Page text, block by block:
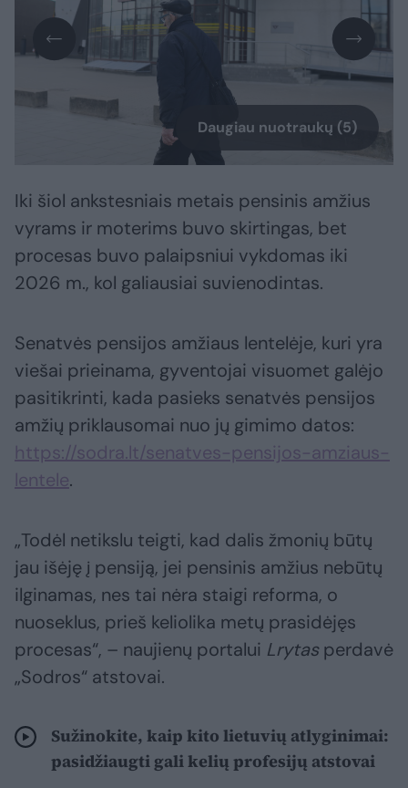
Daugiau nuotraukų (5)
Iki šiol ankstesniais metais pensinis amžius
vyrams ir moterims buvo skirtingas, bet
procesas buvo palaipsniui vykdomas iki
2026 m., kol galiausiai suvienodintas.
Senatvės pensijos amžiaus lentelėje, kuri yra
viešai prieinama, gyventojai visuomet galėjo
pasitikrinti, kada pasieks senatvės pensijos
amžių priklausomai nuo jų gimimo datos:
https://sodra.lt/senatves-pensijos-amziaus-
lentele.
„Todėl netikslu teigti, kad dalis žmonių būtų
jau išėję į pensiją, jei pensinis amžius nebūtų
ilginamas, nes tai nėra staigi reforma, o
nuoseklus, prieš keliolika metų prasidėjęs
procesas“, – naujienų portalui Lrytasperdavė
„Sodros“ atstovai.
Sužinokite, kaip kito lietuvių atlyginimai:
pasidžiaugti gali kelių profesijų atstovai